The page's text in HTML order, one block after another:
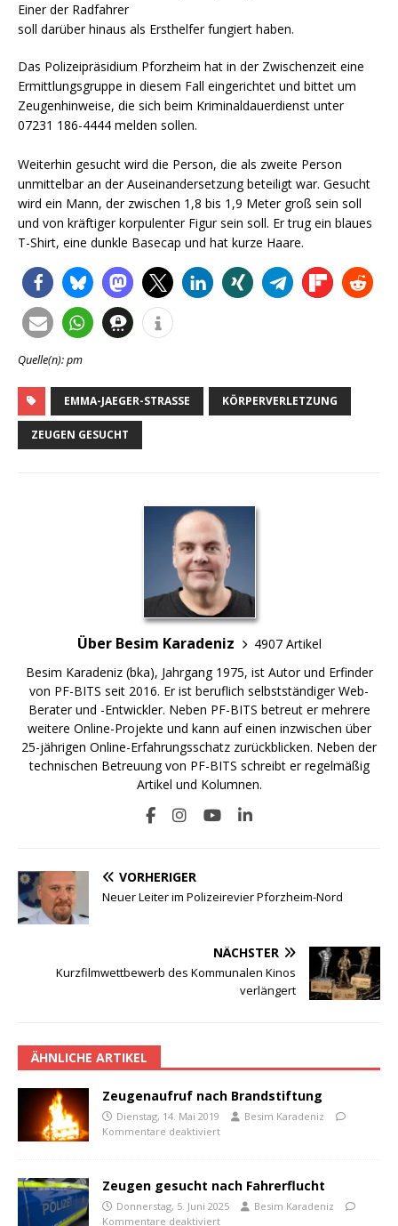
Einer der Radfahrer
soll darüber hinaus als Ersthelfer fungiert haben.
Das Polizeipräsidium Pforzheim hat in der Zwischenzeit eine
Ermittlungsgruppe in diesem Fall eingerichtet und bittet um
Zeugenhinweise, die sich beim Kriminaldauerdienst unter
07231 186-4444 melden sollen.
Weiterhin gesucht wird die Person, die als zweite Person
unmittelbar an der Auseinandersetzung beteiligt war. Gesucht
wird ein Mann, der zwischen 1,8 bis 1,9 Meter groß sein soll
und von kräftiger korpulenter Figur sein soll. Er trug ein blaues
T-Shirt, eine dunkle Basecap und hat kurze Haare.
Quelle(n): pm
EMMA-JAEGER-STRASSE KÖRPERVERLETZUNG
ZEUGEN GESUCHT
Über Besim Karadeniz
4907 Artikel
Besim Karadeniz (bka), Jahrgang 1975, ist Autor und Erfinder
von PF-BITS seit 2016. Er ist beruflich selbstständiger Web-
Berater und -Entwickler. Neben PF-BITS betreut er mehrere
weitere Online-Projekte und kann auf einen inzwischen über
25-jährigen Online-Erfahrungsschatz zurückblicken. Neben der
technischen Betreuung von PF-BITS schreibt er regelmäßig
Artikel und Kolumnen.
VORHERIGER
Neuer Leiter im Polizeirevier Pforzheim-Nord
NÄCHSTER
Kurzfilmwettbewerb des Kommunalen Kinos
verlängert
ÄHNLICHE ARTIKEL
Zeugenaufruf nach Brandstiftung
Dienstag, 14. Mai 2019
Besim Karadeniz
Kommentare deaktiviert
Zeugen gesucht nach Fahrerflucht
Donnerstag, 5. Juni 2025
Besim Karadeniz
Kommentare deaktiviert